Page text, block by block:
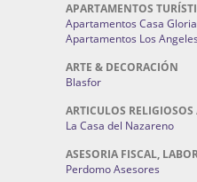
APARTAMENTOS
Apartamentos Casa Gloria
Apartamentos Los Angeles
ARTE & DECORACIÓN
Blasfor
ARTICULOS
La Casa del Nazareno
ASESORIA FISCAL,
Perdomo Asesores